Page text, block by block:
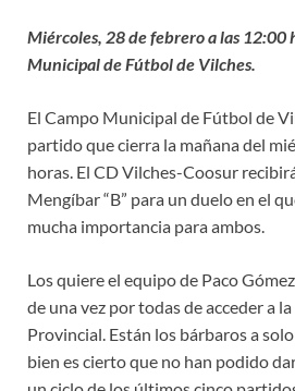
Miércoles, 28 de febrero a las 12:00
Municipal de Fútbol de Vilches.
El Campo Municipal de Fútbol de
partido que cierra la mañana del
horas. El CD Vilches-Coosur
Mengíbar “B” para un duelo en el
mucha importancia para ambos.
Los quiere el equipo de Paco
de una vez por todas de acceder a
Provincial. Están los bárbaros a
bien es cierto que no han podido